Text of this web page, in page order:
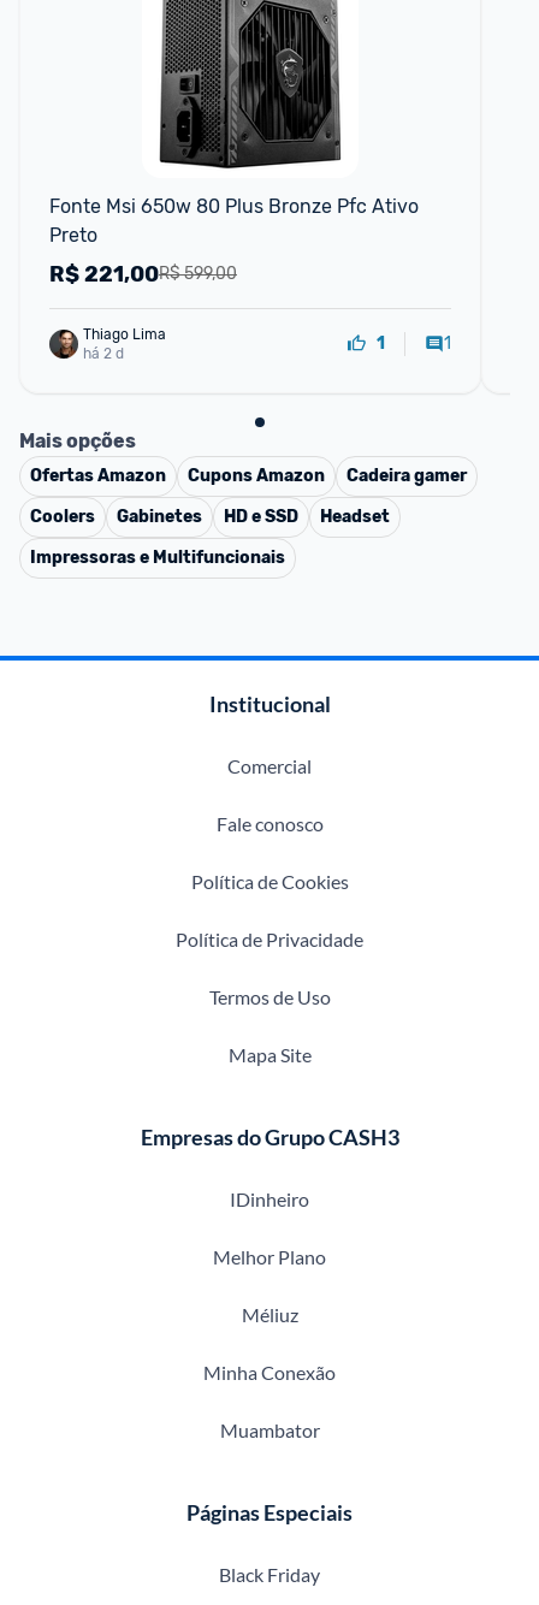
Fonte Msi 650w 80 Plus Bronze Pfc Ativo
Preto
R$ 599,00
R$221,00
Thiago Lima
há 2 d
1 1
Mais opções
OfertasAmazon CuponsAmazon
Cadeira gamer
Coolers
Gabinetes HD e SSD
Headset
Impressoras e Multifuncionais
Institucional
Comercial
Fale conosco
Política de Cookies
Política de Privacidade
Termos de Uso
Mapa Site
Empresas do Grupo CASH3
IDinheiro
Melhor Plano
Méliuz
Minha Conexão
Muambator
Páginas Especiais
Black Friday